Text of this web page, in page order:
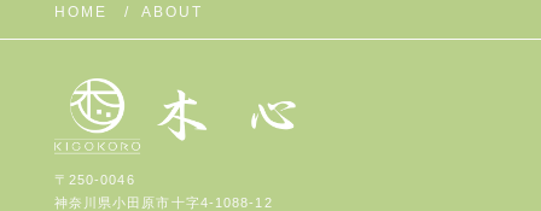
HOME ABOUT
〒250-0046
神奈川県小田原市十字4-1088-12